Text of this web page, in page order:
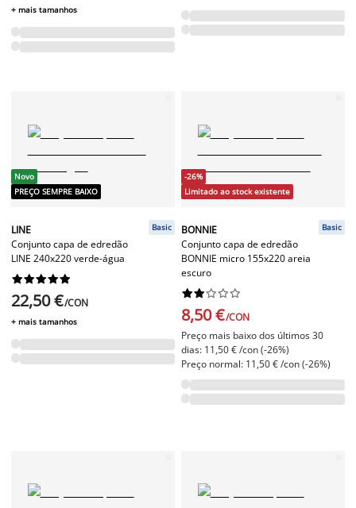
+ mais tamanhos
Novo
PREÇO SEMPRE BAIXO
LINE
Conjunto capa de edredão
LINE 240x220 verde-água
Basic






22,50 €/CON
+ mais tamanhos
-26%
Limitado ao stock existente
BONNIE
Conjunto capa de edredão
BONNIE micro 155x220 areia
escuro
Basic






8,50 €/CON
Preço mais baixo dos últimos 30
dias: 11,50 € /con (-26%)
Preço normal: 11,50 € /con (-26%)